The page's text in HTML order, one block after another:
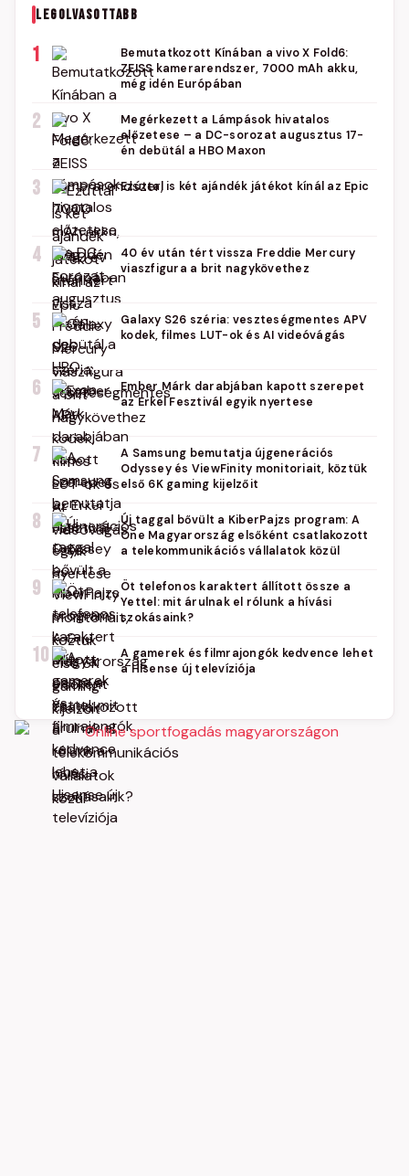
LEGOLVASOTTABB
1
Bemutatkozott Kínában a vivo X Fold6:
ZEISS kamerarendszer, 7000 mAh akku,
még idén Európában
2
Megérkezett a Lámpások hivatalos
előzetese – a DC-sorozat augusztus 17-
én debütál a HBO Maxon
3 Ezúttal is két ajándék játékot kínál az Epic
4
40 év után tért vissza Freddie Mercury
viaszfigura a brit nagykövethez
5
Galaxy S26 széria: veszteségmentes APV
kodek, filmes LUT-ok és AI videóvágás
6
Ember Márk darabjában kapott szerepet
az Erkel Fesztivál egyik nyertese
7
A Samsung bemutatja újgenerációs
Odyssey és ViewFinity monitoriait, köztük
első 6K gaming kijelzőit
8
Új taggal bővült a KiberPajzs program: A
One Magyarország elsőként csatlakozott
a telekommunikációs vállalatok közül
9
Öt telefonos karaktert állított össze a
Yettel: mit árulnak el rólunk a hívási
szokásaink?
10
A gamerek és filmrajongók kedvence lehet
a Hisense új televíziója